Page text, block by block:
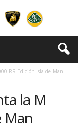
RR Edición Isla de Man
la M
Man